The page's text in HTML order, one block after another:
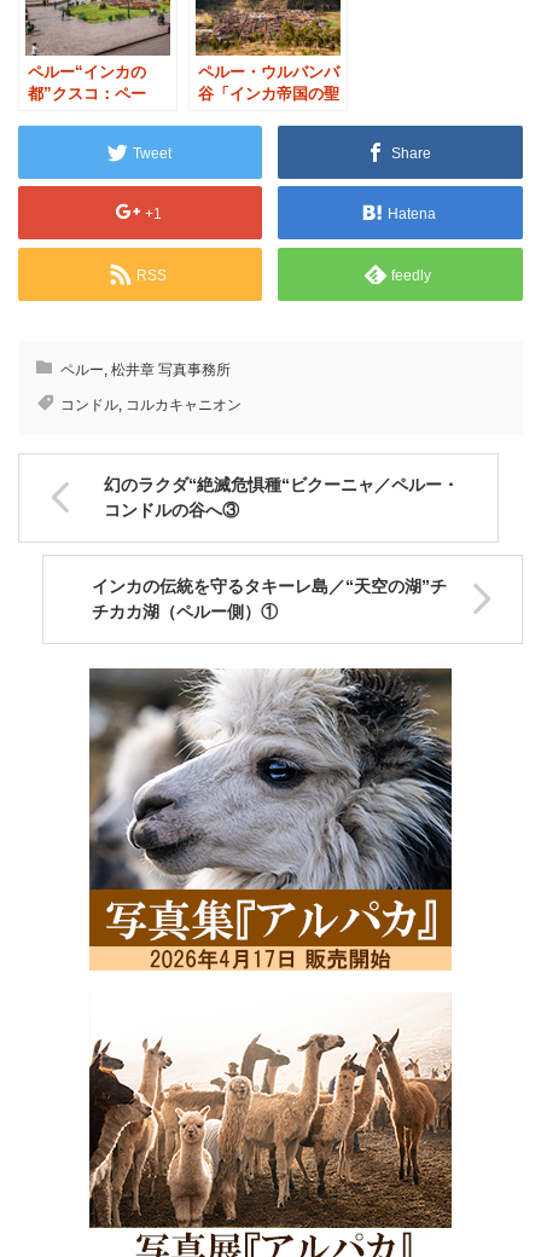
ペルー“インカの
都”クスコ：ペー
ペルー・ウルバンバ
谷「インカ帝国の聖
Tweet Share
+1 Hatena
RSS feedly
ペルー, 松井章 写真事務所
コンドル, コルカキャニオン
幻のラクダ“絶滅危惧種“ビクーニャ／ペルー・
コンドルの谷へ③
インカの伝統を守るタキーレ島／“天空の湖”チ
チカカ湖（ペルー側）①